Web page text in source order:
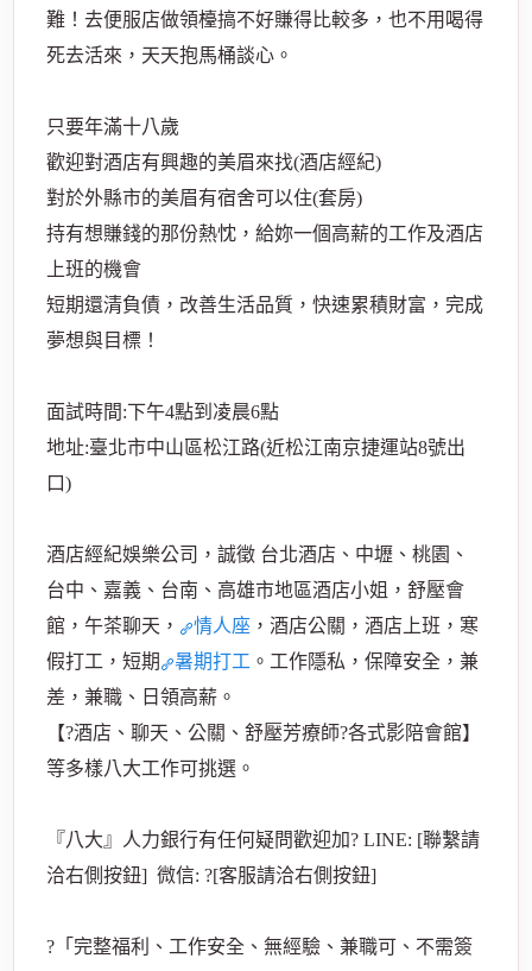
難！去便服店做領檯搞不好賺得比較多，也不用喝得
死去活來，天天抱馬桶談心。
只要年滿十八歲
歡迎對酒店有興趣的美眉來找(酒店經紀)
對於外縣市的美眉有宿舍可以住(套房)
持有想賺錢的那份熱忱，給妳一個高薪的工作及酒店
上班的機會
短期還清負債，改善生活品質，快速累積財富，完成
夢想與目標！
面試時間:下午4點到凌晨6點
地址:臺北市中山區松江路(近松江南京捷運站8號出
口)
酒店經紀娛樂公司，誠徵 台北酒店、中壢、桃園、
台中、嘉義、台南、高雄市地區酒店小姐，舒壓會
館，午茶聊天，
情人座 ，酒店公關，酒店上班，寒
假打工，短期
暑期打工 。工作隱私，保障安全，兼
差，兼職、日領高薪。
【?酒店、聊天、公關、舒壓芳療師?各式影陪會館】
等多樣八大工作可挑選。
『八大』人力銀行有任何疑問歡迎加? LINE: [聯繫請
洽右側按鈕] 微信: ?[客服請洽右側按鈕]
?「完整福利、工作安全、無經驗、兼職可、不需簽